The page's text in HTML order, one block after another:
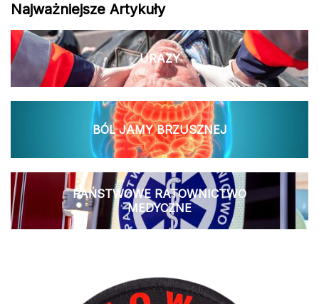
Najważniejsze Artykuły
URAZY
BÓL JAMY BRZUSZNEJ
PAŃSTWOWE RATOWNICTWO
MEDYCZNE